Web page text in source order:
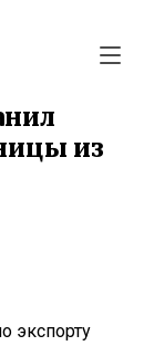
из
экспорту